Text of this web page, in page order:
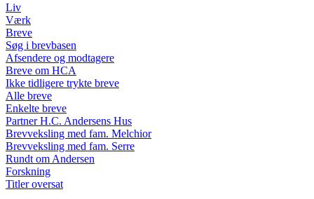
Liv
Værk
Breve
Søg i brevbasen
Afsendere og modtagere
Breve om HCA
Ikke tidligere trykte breve
Alle breve
Enkelte breve
Partner H.C. Andersens Hus
Brevveksling med fam. Melchior
Brevveksling med fam. Serre
Rundt om Andersen
Forskning
Titler oversat